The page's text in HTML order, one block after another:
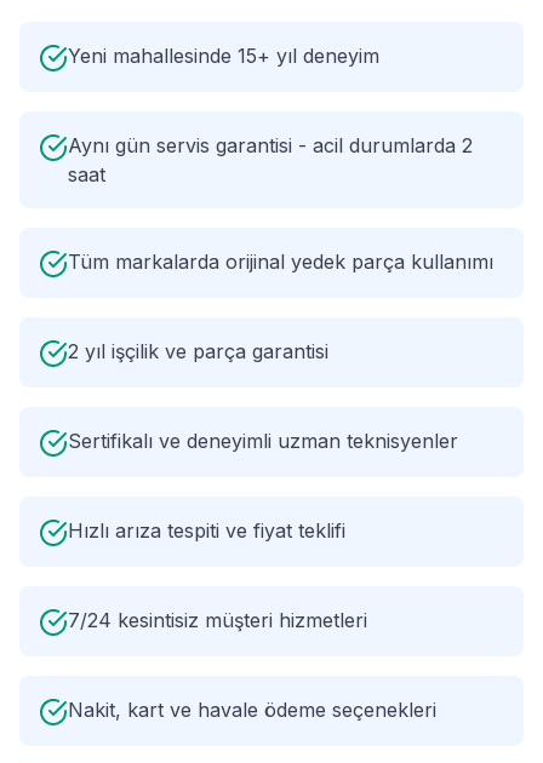
Yeni mahallesinde 15+ yıl deneyim
Aynı gün servis garantisi - acil durumlarda 2
saat
Tüm markalarda orijinal yedek parça kullanımı
2 yıl işçilik ve parça garantisi
Sertifikalı ve deneyimli uzman teknisyenler
Hızlı arıza tespiti ve fiyat teklifi
7/24 kesintisiz müşteri hizmetleri
Nakit, kart ve havale ödeme seçenekleri